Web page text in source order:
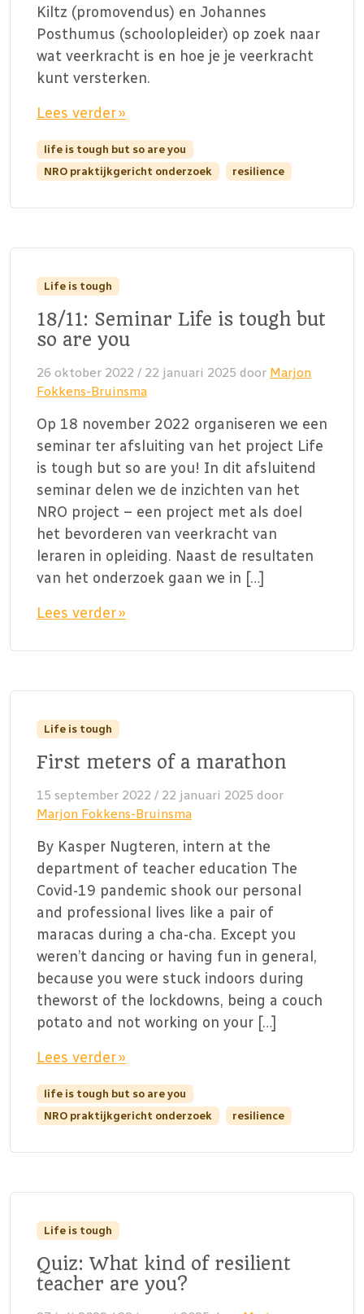
Kiltz (promovendus) en Johannes
Posthumus (schoolopleider) op zoek naar
wat veerkracht is en hoe je je veerkracht
kunt versterken.
Lees verder »
life is tough but so are you
NRO praktijkgericht onderzoek
resilience
Life is tough
18/11: Seminar Life is tough but
so are you
26 oktober 2022 / 22 januari 2025 door Marjon
Fokkens-Bruinsma
Op 18 november 2022 organiseren we een
seminar ter afsluiting van het project Life
is tough but so are you! In dit afsluitend
seminar delen we de inzichten van het
NRO project – een project met als doel
het bevorderen van veerkracht van
leraren in opleiding. Naast de resultaten
van het onderzoek gaan we in […]
Lees verder »
Life is tough
First meters of a marathon
15 september 2022 / 22 januari 2025 door
Marjon Fokkens-Bruinsma
By Kasper Nugteren, intern at the
department of teacher education The
Covid-19 pandemic shook our personal
and professional lives like a pair of
maracas during a cha-cha. Except you
weren’t dancing or having fun in general,
because you were stuck indoors during
theworst of the lockdowns, being a couch
potato and not working on your […]
Lees verder »
life is tough but so are you
NRO praktijkgericht onderzoek
resilience
Life is tough
Quiz: What kind of resilient
teacher are you?